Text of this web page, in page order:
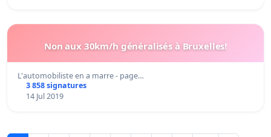
Non aux 30km/h généralisés à Bruxelles!
L'automobiliste en a marre - page…
3 858 signatures
14 Jul 2019